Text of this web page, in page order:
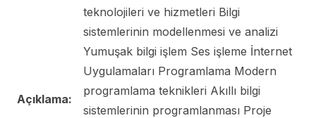
Açıklama:
teknolojileri ve hizmetleri Bilgi
sistemlerinin modellenmesi ve analizi
Yumuşak bilgi işlem Ses işleme İnternet
Uygulamaları Programlama Modern
programlama teknikleri Akıllı bilgi
sistemlerinin programlanması Proje